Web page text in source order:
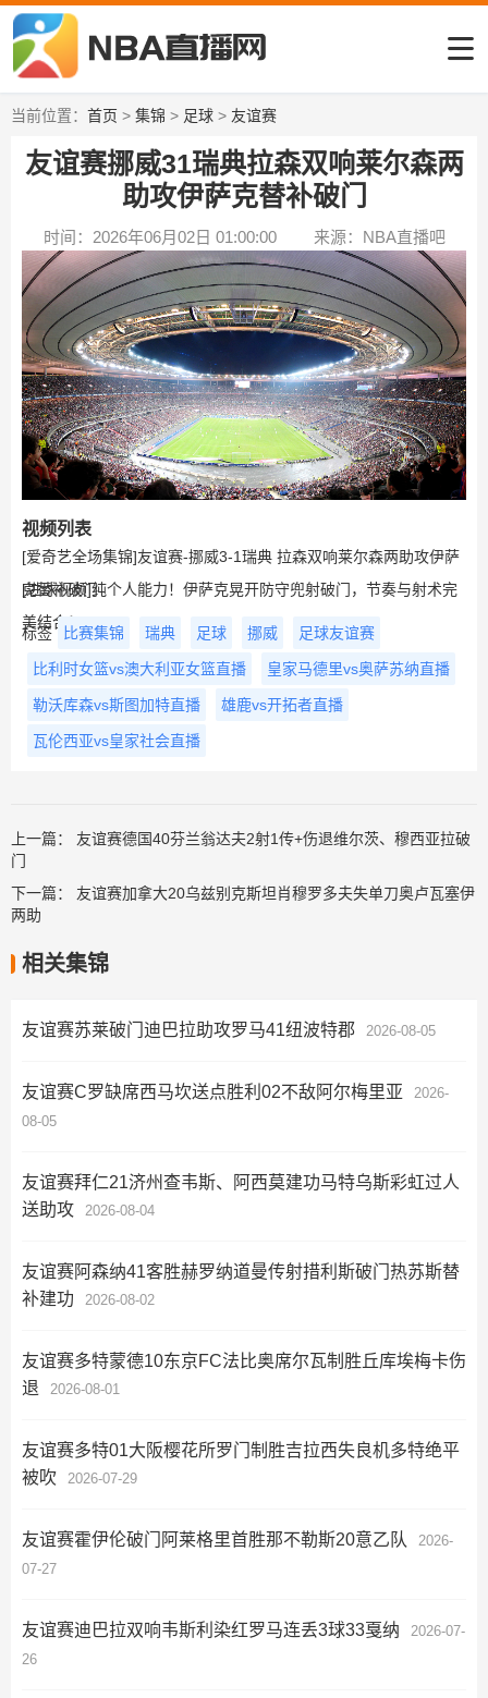
当前位置： 首页 > 集锦 > 足球 > 友谊赛
友谊赛挪威31瑞典拉森双响莱尔森两
助攻伊萨克替补破门
时间：2026年06月02日 01:00:00 来源：NBA直播吧
视频列表
[爱奇艺全场集锦]友谊赛-挪威3-1瑞典 拉森双响莱尔森两助攻伊萨
克替补破门
[进球视频]纯个人能力！伊萨克晃开防守兜射破门，节奏与射术完
美结合！
标签 比赛集锦 瑞典 足球 挪威 足球友谊赛
比利时女篮vs澳大利亚女篮直播 皇家马德里vs奥萨苏纳直播
勒沃库森vs斯图加特直播 雄鹿vs开拓者直播
瓦伦西亚vs皇家社会直播
上一篇： 友谊赛德国40芬兰翁达夫2射1传+伤退维尔茨、穆西亚拉破
门
下一篇： 友谊赛加拿大20乌兹别克斯坦肖穆罗多夫失单刀奥卢瓦塞伊
两助
相关集锦
友谊赛苏莱破门迪巴拉助攻罗马41纽波特郡 2026-08-05
友谊赛C罗缺席西马坎送点胜利02不敌阿尔梅里亚
2026-
08-05
友谊赛拜仁21济州查韦斯、阿西莫建功马特乌斯彩虹过人
送助攻
2026-08-04
友谊赛阿森纳41客胜赫罗纳道曼传射措利斯破门热苏斯替
补建功
2026-08-02
友谊赛多特蒙德10东京FC法比奥席尔瓦制胜丘库埃梅卡伤
退
2026-08-01
友谊赛多特01大阪樱花所罗门制胜吉拉西失良机多特绝平
被吹
2026-07-29
友谊赛霍伊伦破门阿莱格里首胜那不勒斯20意乙队
2026-
07-27
友谊赛迪巴拉双响韦斯利染红罗马连丢3球33戛纳
2026-07-
26